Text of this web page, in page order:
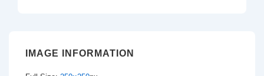
IMAGE INFORMATION